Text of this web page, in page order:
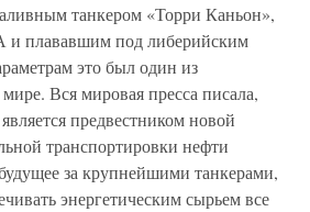
танкером «Торри Каньон»,
плававшим под либерийским
это был один из
Вся мировая пресса писала,
предвестником новой
транспортировки нефти
за крупнейшими танкерами,
энергетическим сырьем все